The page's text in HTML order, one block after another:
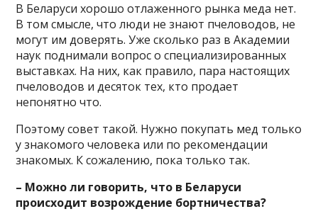
В Беларуси хорошо отлаженного рынка меда нет.
В том смысле, что люди не знают пчеловодов, не
могут им доверять. Уже сколько раз в Академии
наук поднимали вопрос о специализированных
выставках. На них, как правило, пара настоящих
пчеловодов и десяток тех, кто продает
непонятно что.
Поэтому совет такой. Нужно покупать мед только
у знакомого человека или по рекомендации
знакомых. К сожалению, пока только так.
– Можно ли говорить, что в Беларуси
происходит возрождение бортничества?